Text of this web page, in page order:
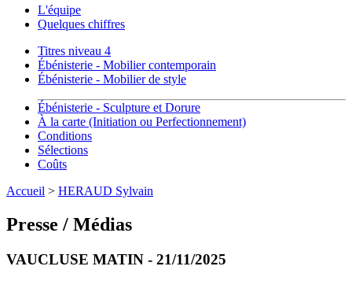
L'équipe
Quelques chiffres
Titres niveau 4
Ébénisterie - Mobilier contemporain
Ébénisterie - Mobilier de style
Ébénisterie - Sculpture et Dorure
À la carte (Initiation ou Perfectionnement)
Conditions
Sélections
Coûts
Accueil > HERAUD Sylvain
Presse / Médias
VAUCLUSE MATIN - 21/11/2025